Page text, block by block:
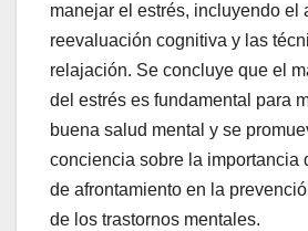
manejar el estrés, incluyendo el
reevaluación cognitiva y las
relajación. Se concluye que el
del estrés es fundamental para
buena salud mental y se
conciencia sobre la importancia
de afrontamiento en la
de los trastornos mentales.